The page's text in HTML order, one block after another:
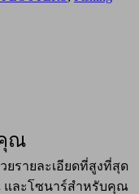
ณ
ยรายละเอียดที่สูงที่สุด
และโซนาร์สำหรับคุณ